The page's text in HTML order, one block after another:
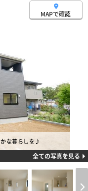
MAPで確認
な暮らしを♪
全ての写真を見る